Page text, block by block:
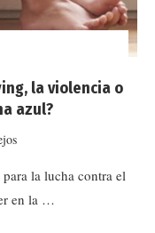
la violencia o
azul?
la lucha contra el
en la …